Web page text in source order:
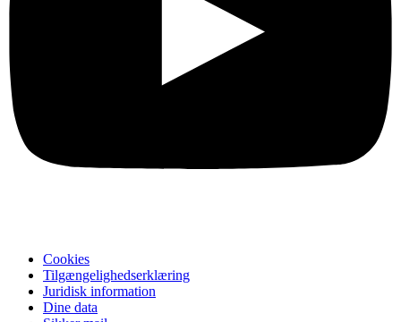
Cookies
Tilgængelighedserklæring
Juridisk information
Dine data